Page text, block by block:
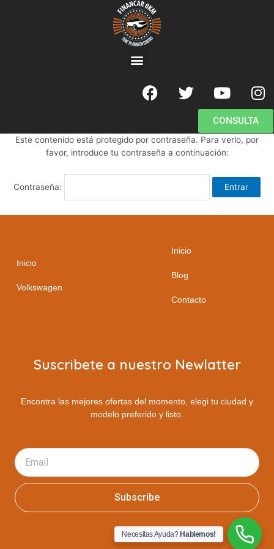
CONSULTA
Este contenido está protegido por contraseña. Para verlo, por
favor, introduce tu contraseña a continuación:
Contraseña:
Inicio
Volkswagen
Inicio
Blog
Contacto
Suscribete a nuestro Newlatter
Encontra las mejores ofertas del momento, elegi tu ciudad y
modelo preferido y listo.
Subscribe
Necesitas Ayuda? Hablemos!